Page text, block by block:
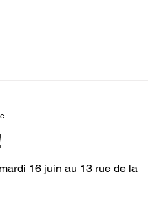
16 juin au 13 rue de la